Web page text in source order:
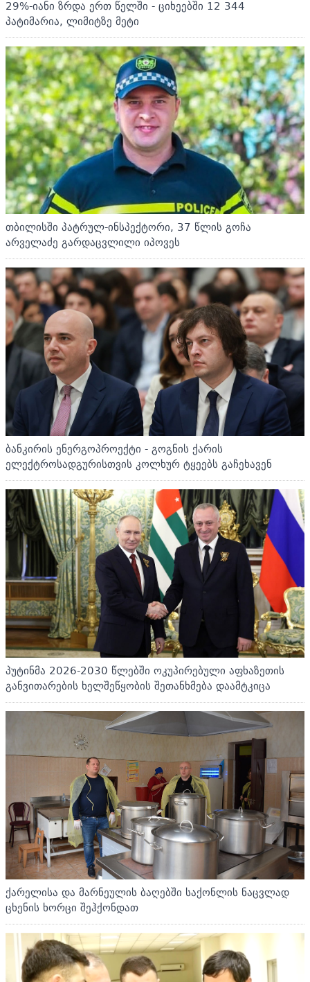
29%-იანი ზრდა ერთ წელში - ციხეებში 12 344
პატიმარია, ლიმიტზე მეტი
თბილისში პატრულ-ინსპექტორი, 37 წლის გოჩა
არველაძე გარდაცვლილი იპოვეს
ბანკირის ენერგოპროექტი - გოგნის ქარის
ელექტროსადგურისთვის კოლხურ ტყეებს გაჩეხავენ
პუტინმა 2026-2030 წლებში ოკუპირებული აფხაზეთის
განვითარების ხელშეწყობის შეთანხმება დაამტკიცა
ქარელისა და მარნეულის ბაღებში საქონლის ნაცვლად
ცხენის ხორცი შეჰქონდათ